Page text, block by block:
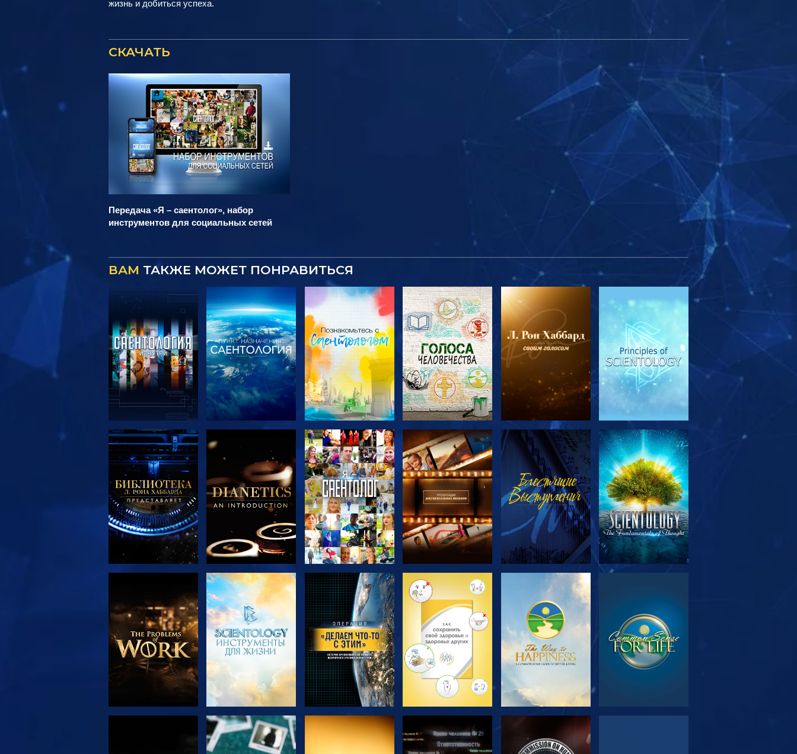
жизнь и добиться успеха.
СКАЧАТЬ
Передача «Я – саентолог», набор
инструментов для социальных сетей
ВАМ ТАКЖЕ МОЖЕТ ПОНРАВИТЬСЯ
СМОТРЕТЬ
ПЕРЕДАЧИ
СМОТРЕТЬ
ПЕРЕДАЧИ
СМОТРЕТЬ
ПЕРЕДАЧИ
СМОТРЕТЬ
ПЕРЕДАЧИ
СМОТРЕТЬ
ПЕРЕДАЧИ
СМОТРЕТЬ
СМОТРЕТЬ
ПЕРЕДАЧИ
СМОТРЕТЬ
СМОТРЕТЬ
ПЕРЕДАЧИ
СМОТРЕТЬ
ПЕРЕДАЧИ
СМОТРЕТЬ
ПЕРЕДАЧИ
СМОТРЕТЬ СМОТРЕТЬ СМОТРЕТЬ СМОТРЕТЬ